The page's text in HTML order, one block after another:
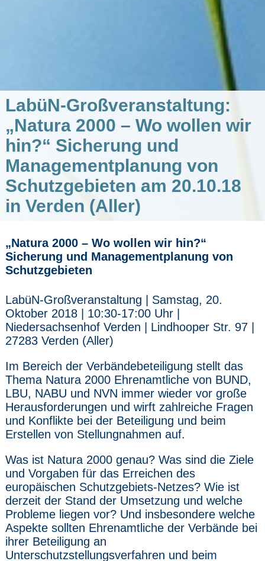
LabüN-Großveranstaltung:
„Natura 2000 – Wo wollen wir
hin?“ Sicherung und
Managementplanung von
Schutzgebieten am 20.10.18
in Verden (Aller)
„Natura 2000 – Wo wollen wir hin?“
Sicherung und Managementplanung von
Schutzgebieten
LabüN-Großveranstaltung | Samstag, 20.
Oktober 2018 | 10:30-17:00 Uhr |
Niedersachsenhof Verden | Lindhooper Str. 97 |
27283 Verden (Aller)
Im Bereich der Verbändebeteiligung stellt das
Thema Natura 2000 Ehrenamtliche von BUND,
LBU, NABU und NVN immer wieder vor große
Herausforderungen und wirft zahlreiche Fragen
und Konflikte bei der Beteiligung und beim
Erstellen von Stellungnahmen auf.
Was ist Natura 2000 genau? Was sind die Ziele
und Vorgaben für das Erreichen des
europäischen Schutzgebiets-Netzes? Wie ist
derzeit der Stand der Umsetzung und welche
Probleme liegen vor? Und insbesondere welche
Aspekte sollten Ehrenamtliche der Verbände bei
ihrer Beteiligung an
Unterschutzstellungsverfahren und beim